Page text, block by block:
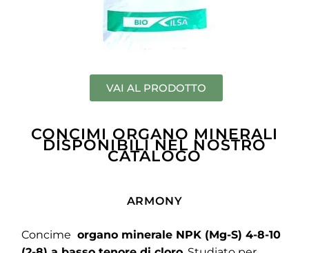
VAI AL PRODOTTO
CONCIMI ORGANO MINERALI
DISPONIBILI NEL NOSTRO
CATALOGO
ARMONY
Concime organo minerale NPK (Mg-S) 4-8-10